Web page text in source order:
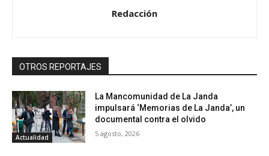
Redacción
OTROS REPORTAJES
Actualidad
La Mancomunidad de La Janda
impulsará ‘Memorias de La Janda’, un
documental contra el olvido
5 agosto, 2026